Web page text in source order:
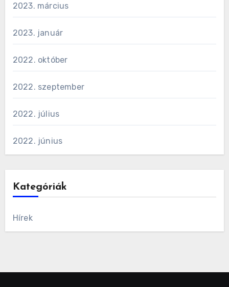
2023. március
2023. január
2022. október
2022. szeptember
2022. július
2022. június
Kategóriák
Hírek